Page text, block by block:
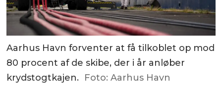
Aarhus Havn forventer at få tilkoblet op mod
80 procent af de skibe, der i år anløber
krydstogtkajen. Foto: Aarhus Havn